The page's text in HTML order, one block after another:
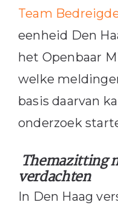
Team
eenheid Den
het Openbaar
welke
basis daarvan
onderzoek
Themazitting
verdachten
In Den Haag